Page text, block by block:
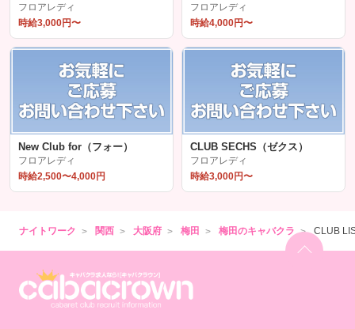
フロアレディ
時給3,000円〜
フロアレディ
時給4,000円〜
New Club for（フォー）
フロアレディ
時給2,500〜4,000円
CLUB SECHS（ゼクス）
フロアレディ
時給3,000円〜
ナイトワーク 関西 大阪府 梅田 梅田のキャバクラ CLUB